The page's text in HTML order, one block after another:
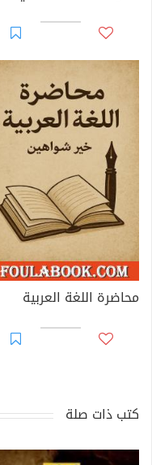
محاضرة اللغة العربية
كتب ذات صلة